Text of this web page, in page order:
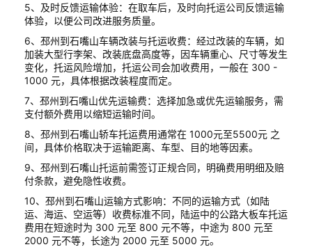
5、及时反馈运输体验：在取车后，及时向托运公司反馈运输
体验，以便公司改进服务质量。
6、邳州到石嘴山车辆改装与托运收费：经过改装的车辆，如
加装大型行李架、改装底盘高度等，因车辆重心、尺寸等发生
变化，托运风险增加，托运公司会加收费用，一般在 300 -
1000 元，具体根据改装程度而定。
7、邳州到石嘴山优先运输费：选择加急或优先运输服务，需
支付额外费用以缩短运输时间。
8、邳州到石嘴山轿车托运费用通常在 1000元至5500元 之
间，具体价格取决于运输距离、车型、目的地等因素。
9、邳州到石嘴山托运前需签订正规合同，明确费用明细及赔
付条款，避免隐性收费。
10、邳州到石嘴山运输方式影响：不同的运输方式（如陆
运、海运、空运等）收费标准不同，陆运中的公路大板车托运
费用在短途时为 300 元至 800 元不等，中途为 800 元至
2000 元不等，长途为 2000 元至 5000 元。